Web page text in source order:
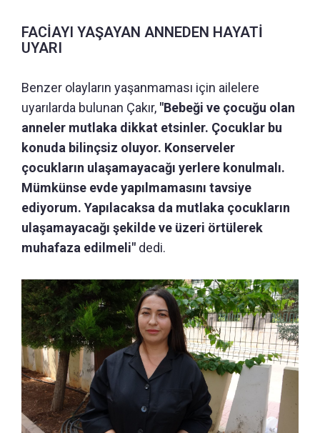
FACİAYI YAŞAYAN ANNEDEN HAYATİ
UYARI
Benzer olayların yaşanmaması için ailelere
uyarılarda bulunan Çakır, "Bebeği ve çocuğu olan
anneler mutlaka dikkat etsinler. Çocuklar bu
konuda bilinçsiz oluyor. Konserveler
çocukların ulaşamayacağı yerlere konulmalı.
Mümkünse evde yapılmamasını tavsiye
ediyorum. Yapılacaksa da mutlaka çocukların
ulaşamayacağı şekilde ve üzeri örtülerek
muhafaza edilmeli" dedi.